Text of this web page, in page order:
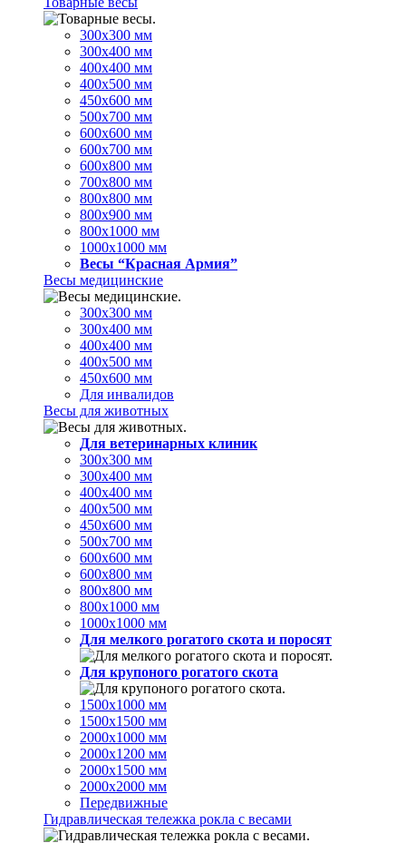
300х300 мм
300х400 мм
400х400 мм
400х500 мм
450х600 мм
500х700 мм
600х600 мм
600х700 мм
600х800 мм
700х800 мм
800х800 мм
800х900 мм
800х1000 мм
1000х1000 мм
Весы “Красная Армия”
Весы медицинские
300х300 мм
300х400 мм
400х400 мм
400х500 мм
450х600 мм
Для инвалидов
Весы для животных
Для ветеринарных клиник
300х300 мм
300х400 мм
400х400 мм
400х500 мм
450х600 мм
500х700 мм
600х600 мм
600х800 мм
800х800 мм
800х1000 мм
1000х1000 мм
Для мелкого рогатого скота и поросят
Для крупоного рогатого скота
1500х1000 мм
1500х1500 мм
2000х1000 мм
2000х1200 мм
2000х1500 мм
2000х2000 мм
Передвижные
Гидравлическая тележка рокла с весами